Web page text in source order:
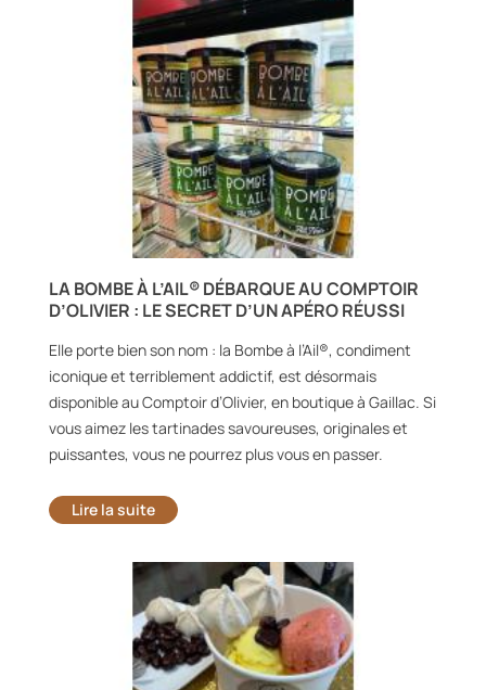
LA BOMBE À L’AIL® DÉBARQUE AU COMPTOIR
D’OLIVIER : LE SECRET D’UN APÉRO RÉUSSI
Elle porte bien son nom : la Bombe à l’Ail®, condiment
iconique et terriblement addictif, est désormais
disponible au Comptoir d’Olivier, en boutique à Gaillac. Si
vous aimez les tartinades savoureuses, originales et
puissantes, vous ne pourrez plus vous en passer.
Lire la suite